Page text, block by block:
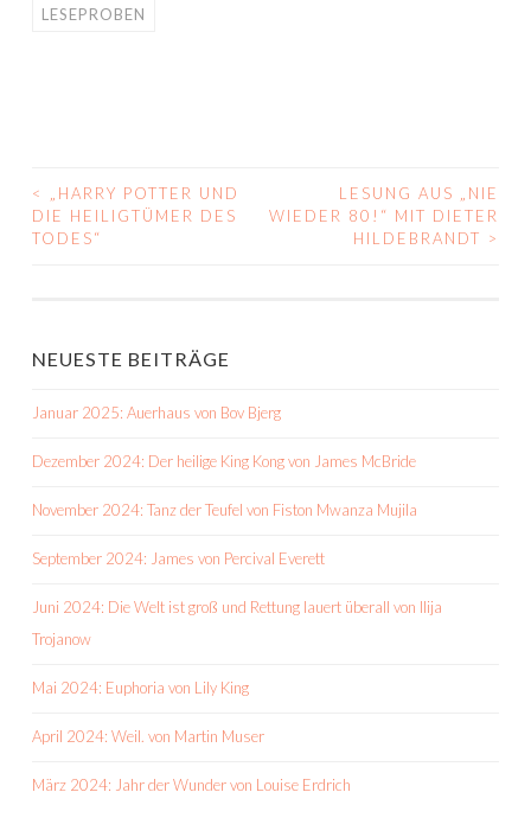
LESEPROBEN
BEITRAGS-
NAVIGATION
<
„HARRY POTTER UND
DIE HEILIGTÜMER DES
TODES“
LESUNG AUS „NIE
WIEDER 80!“ MIT DIETER
HILDEBRANDT >
NEUESTE BEITRÄGE
Januar 2025: Auerhaus von Bov Bjerg
Dezember 2024: Der heilige King Kong von James McBride
November 2024: Tanz der Teufel von Fiston Mwanza Mujila
September 2024: James von Percival Everett
Juni 2024: Die Welt ist groß und Rettung lauert überall von Ilija
Trojanow
Mai 2024: Euphoria von Lily King
April 2024: Weil. von Martin Muser
März 2024: Jahr der Wunder von Louise Erdrich